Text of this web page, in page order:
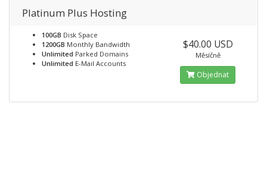
Platinum Plus Hosting
100GB Disk Space
1200GB Monthly Bandwidth
Unlimited Parked Domains
Unlimited E-Mail Accounts
$40.00 USD
Měsíčně
Objednat